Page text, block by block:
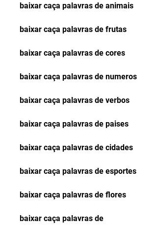
baixar caça palavras de animais
baixar caça palavras de frutas
baixar caça palavras de cores
baixar caça palavras de numeros
baixar caça palavras de verbos
baixar caça palavras de paises
baixar caça palavras de cidades
baixar caça palavras de esportes
baixar caça palavras de flores
baixar caça palavras de